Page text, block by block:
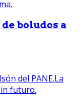
boludos a